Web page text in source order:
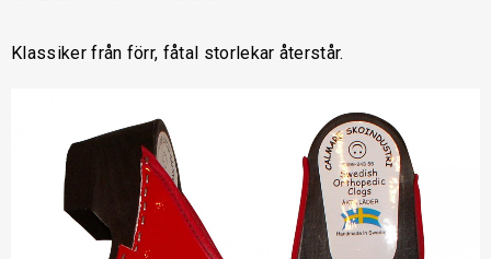
Klassiker från förr, fåtal storlekar återstår.